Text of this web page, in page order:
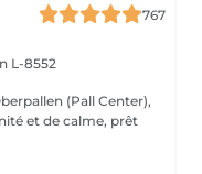
767
L-8552
(Pall Center),
et de calme, prêt